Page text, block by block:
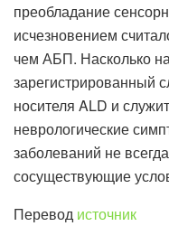
преобладание
исчезновением
чем АБП. Насколько
зарегистрированный
носителя ALD и
неврологические
заболеваний не
сосуществующие
Перевод источник